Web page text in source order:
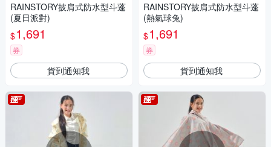
RAINSTORY披肩式防水型斗蓬
(夏日派對)
$1,691
券
貨到通知我
RAINSTORY披肩式防水型斗蓬
(熱氣球兔)
$1,691
券
貨到通知我